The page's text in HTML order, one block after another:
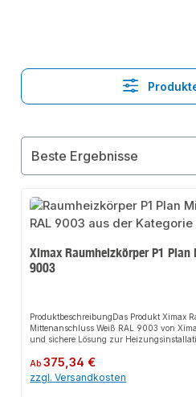
Ximax Raumheizkörper P1
9003
ProduktbeschreibungDas Produkt Ximax
Mittenanschluss Weiß RAL 9003 von
und sichere Lösung zur
verschiedene Heizsysteme an. Das
machen dieses Produkt zu einer
Installation.EigenschaftenElegantes
Regulärer Preis:
Ab375,34 €
zzgl. Versandkosten